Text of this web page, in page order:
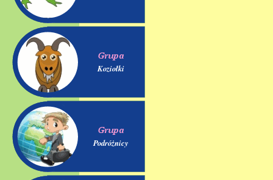
Koziołki
Podróżnicy